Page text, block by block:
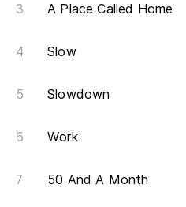
A Place Called Home
Slow
Slowdown
Work
50 And A Month